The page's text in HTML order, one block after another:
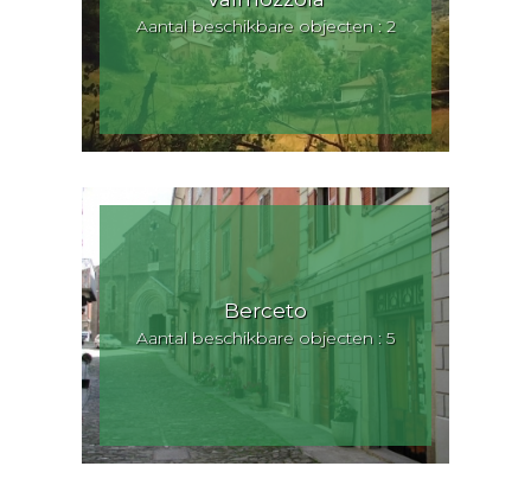
Aantal beschikbare objecten : 2
Berceto
Aantal beschikbare objecten : 5